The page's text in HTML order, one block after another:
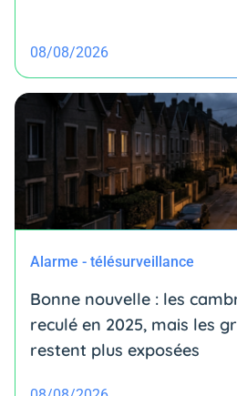
08/08/2026
Alarme - télésurveillance
Bonne nouvelle : les
reculé en 2025, mais les
restent plus exposées